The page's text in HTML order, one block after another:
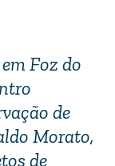
Foz do
de
Morato,
de